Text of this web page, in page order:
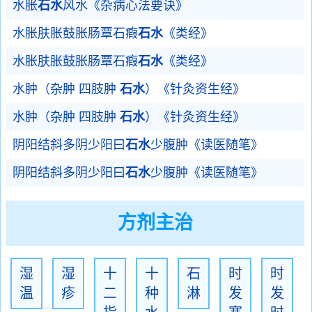
水胀石水风水《杂病心法要诀》
水胀肤胀鼓胀肠覃石瘕石水《类经》
水胀肤胀鼓胀肠覃石瘕石水《类经》
水肿（杂肿 四肢肿 石水）《针灸资生经》
水肿（杂肿 四肢肿 石水）《针灸资生经》
阴阳结斜多阴少阳曰石水少腹肿《读医随笔》
阴阳结斜多阴少阳曰石水少腹肿《读医随笔》
方剂主治
湿
温
湿
疹
十
二
十
种
石
淋
时
发
时
发